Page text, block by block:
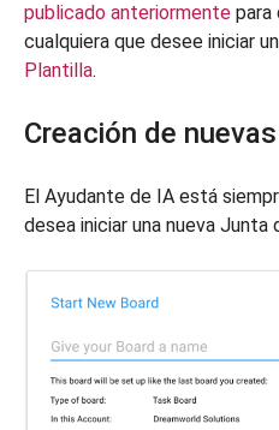
publicado anteriormente para
cualquiera que desee iniciar
Plantilla.
Creación de
El Ayudante de IA está
desea iniciar una nueva Junta